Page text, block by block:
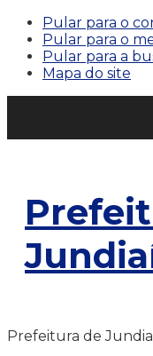
Pular para o
Pular para o
Pular para a
Mapa do site
Prefeitura de